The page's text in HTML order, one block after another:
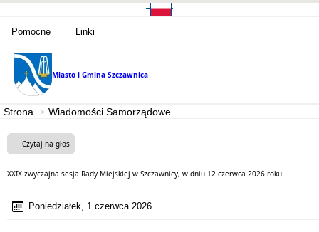
Pomocne Linki
Miasto i Gmina Szczawnica
Strona Wiadomości Samorządowe
Czytaj na głos
XXIX zwyczajna sesja Rady Miejskiej w Szczawnicy, w dniu 12 czerwca 2026 roku.
Poniedziałek, 1 czerwca 2026